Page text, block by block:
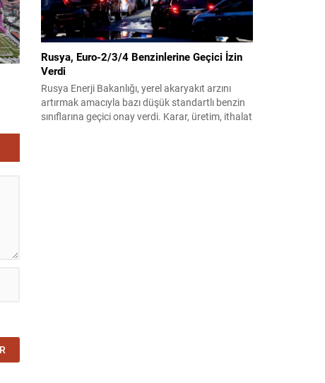
Rusya, Euro-2/3/4 Benzinlerine Geçici İzin
Verdi
Rusya Enerji Bakanlığı, yerel akaryakıt arzını
artırmak amacıyla bazı düşük standartlı benzin
sınıflarına geçici onay verdi. Karar, üretim, ithalat